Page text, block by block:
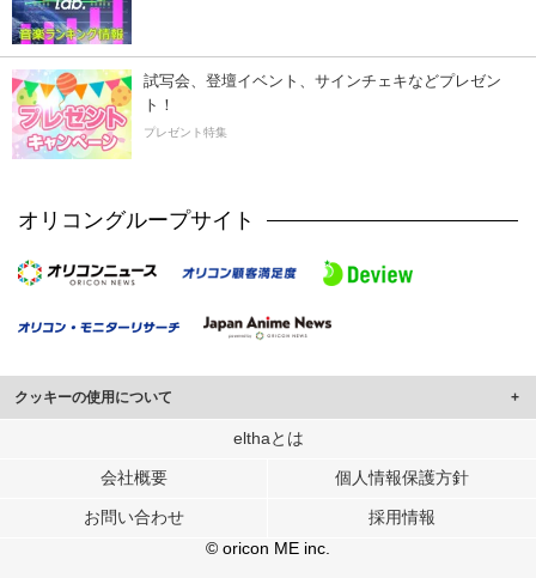
試写会、登壇イベント、サインチェキなどプレゼン
ト！
プレゼント特集
オリコングループサイト
クッキーの使用について
このサイトでは Cookie を使用して、ユーザーに合わせたコンテンツや広告の
行っています。
メディアや広告配信、データ解析の各パートナーに提供しています。
各パートナーは、この情報とユーザーが各パートナーに提供した他の情報や、
ユーザーが各パートナーのサービスを使用したときに収集した他の情報を組み
elthaとは
会社概要 個人情報保護方針
お問い合わせ
採用情報
© oricon ME inc.